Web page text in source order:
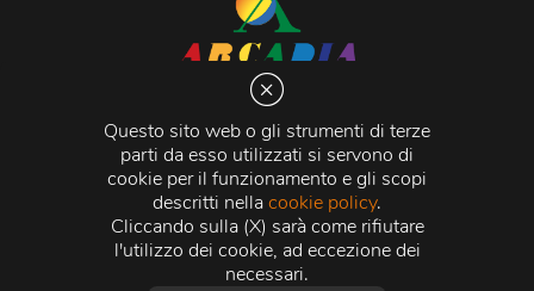
Questo sito web o gli strumenti di terze
parti da esso utilizzati si servono di
cookie per il funzionamento e gli scopi
descritti nellacookie policy.
Cliccando sulla (X) sarà come rifiutare
l'utilizzo dei cookie, ad eccezione dei
necessari.
Via Martiri della Libertà 20066 Melzo (MI)
C.C.I.A.A. - R.E.A di Milano n. 1427910
Registro delle Imprese di Milano n. 338392 -
Fiscale e Partita Iva11015840157 | Capitale Sociale
500.000,00 i.v.
Credits:Crea Informatica S.r.l. 2026 © Tutti i diritti
riservati.